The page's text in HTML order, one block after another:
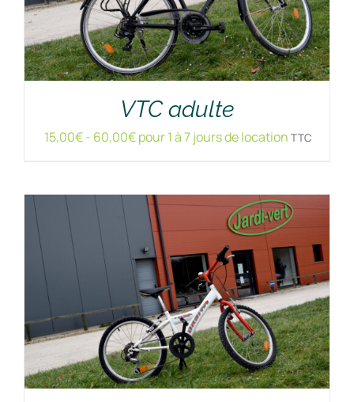
VTC adulte
15,00€- 60,00€pour 1 à 7 jours de location TTC
RÉSERVER ! DÉTAILS